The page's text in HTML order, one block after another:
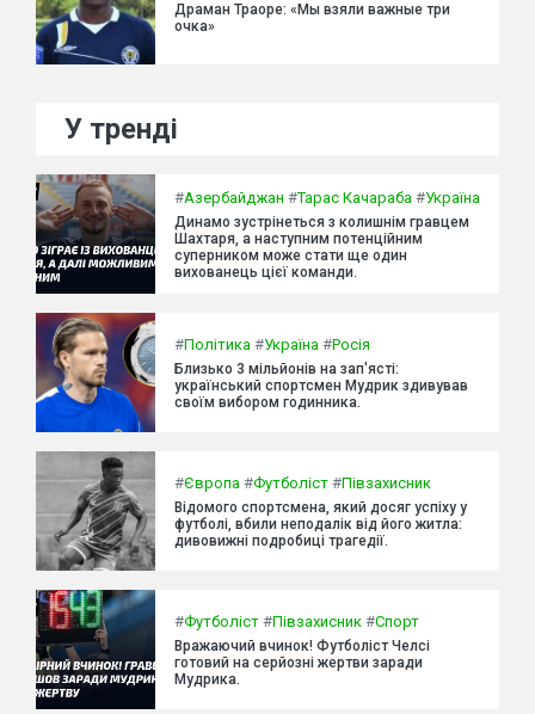
Драман Траоре: «Мы взяли важные три
очка»
У тренді
#Азербайджан #Тарас Качараба #Україна
Динамо зустрінеться з колишнім гравцем
Шахтаря, а наступним потенційним
суперником може стати ще один
вихованець цієї команди.
#Політика #Україна #Росія
Близько 3 мільйонів на зап'ясті:
український спортсмен Мудрик здивував
своїм вибором годинника.
#Європа #Футболіст #Півзахисник
Відомого спортсмена, який досяг успіху у
футболі, вбили неподалік від його житла:
дивовижні подробиці трагедії.
#Футболіст #Півзахисник #Спорт
Вражаючий вчинок! Футболіст Челсі
готовий на серйозні жертви заради
Мудрика.